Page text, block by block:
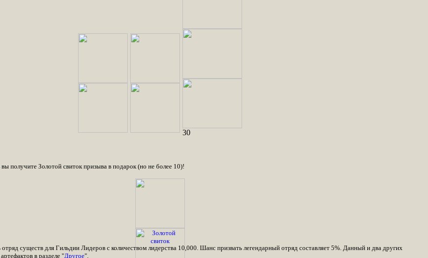
30
получите Золотой свиток призыва в подарок (но не более 10)!
существ для Гильдии Лидеров с количеством лидерства 10,000. Шанс призвать легендарный отряд составляет 5%. Данный и два других
в разделе "Другое".